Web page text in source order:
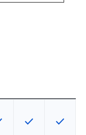
ist für die
Funktion ist für die
Diese Funktion
check Diese
check